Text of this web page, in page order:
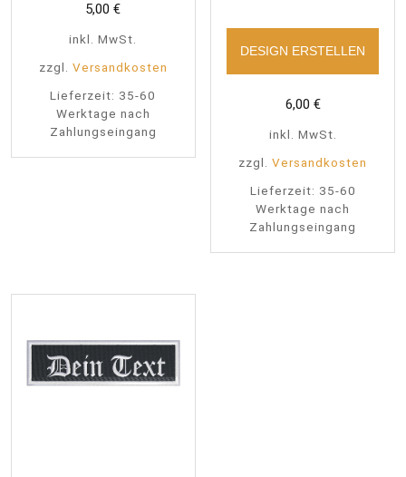
5,00€
inkl. MwSt.
zzgl. Versandkosten
Lieferzeit: 35-60
Werktage nach
Zahlungseingang
DESIGN ERSTELLEN
6,00 €
inkl. MwSt.
zzgl.Versandkosten
Lieferzeit: 35-60
Werktage nach
Zahlungseingang